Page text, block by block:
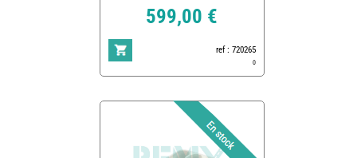
599,00 €
ref : 720265
0